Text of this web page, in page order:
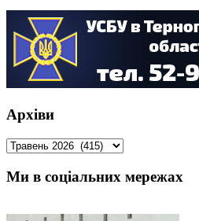
Архіви
Архіви
Ми в соціальних мережах